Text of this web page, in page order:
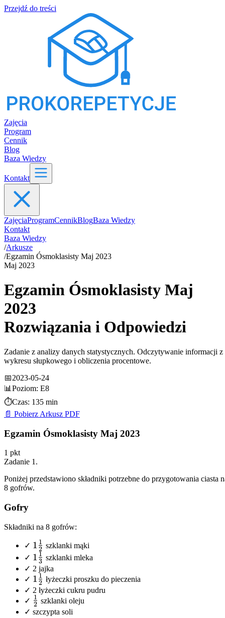
Przejdź do treści
Zajęcia
Program
Cennik
Blog
Baza Wiedzy
Kontakt
ZajęciaProgramCennikBlogBaza Wiedzy
Kontakt
Baza Wiedzy
/Arkusze
/Egzamin Ósmoklasisty Maj 2023
Maj 2023
Egzamin Ósmoklasisty Maj
2023
Rozwiązania i Odpowiedzi
Zadanie z analizy danych statystycznych. Odczytywanie informacji z
wykresu słupkowego i obliczenia procentowe.
📅2023-05-24
📊 Poziom: E8
⏱️Czas: 135 min
📄 Pobierz Arkusz PDF
Egzamin Ósmoklasisty Maj 2023
1 pkt
Zadanie 1 .
Poniżej przedstawiono składniki potrzebne do przygotowania ciasta
8 gofrów.
Gofry
Składniki na 8 gofrów:
✓ 1\frac{1}
{2}
1 2
1 szklanki mąki
✓ 1\frac{1}
{3}
1 3
1 szklanki mleka
✓ 2 jajka
✓ 1\frac{1}
{2}
1 2
1 łyżeczki proszku do pieczenia
✓ 2 łyżeczki cukru pudru
✓ \frac{1}
{2}
2
1 szklanki oleju
✓ szczypta soli